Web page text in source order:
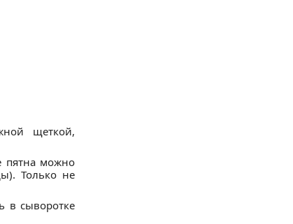
щеткой,
пятна можно
Только не
в сыворотке